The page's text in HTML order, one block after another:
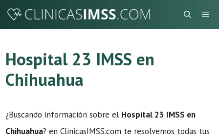
Saltar
Hospital 23 IMSS en
Chihuahua
¿Buscando información sobre el Hospital 23 IMSS en
Chihuahua? en ClinicasIMSS.com te resolvemos todas tus